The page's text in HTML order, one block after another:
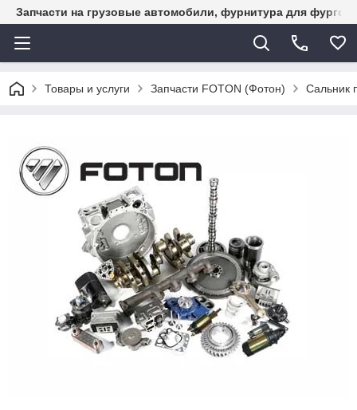
Запчасти на грузовые автомобили, фурнитура для
Товары и услуги Запчасти FOTON (Фотон) Сальник